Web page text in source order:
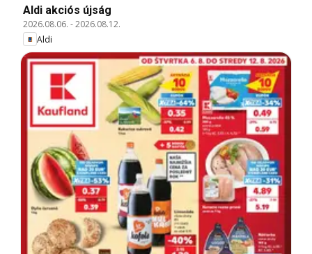
Aldi akciós újság
2026.08.06. -2026.08.12.
Aldi